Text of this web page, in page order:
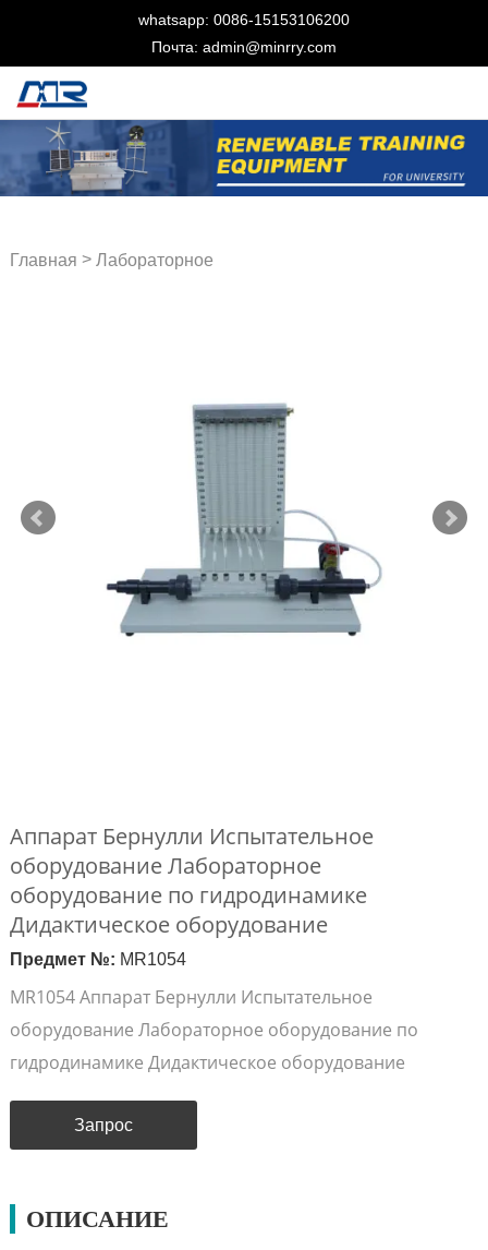
whatsapp: 0086-15153106200
Почта: admin@minrry.com
Главная > Лабораторное
Аппарат Бернулли Испытательное
оборудование Лабораторное
оборудование по гидродинамике
Дидактическое оборудование
Предмет №: MR1054
MR1054 Аппарат Бернулли Испытательное
оборудование Лабораторное оборудование по
гидродинамике Дидактическое оборудование
Запрос
ОПИСАНИЕ